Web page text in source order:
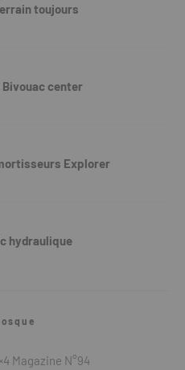
toujours
Bivouac center
Explorer
hydraulique